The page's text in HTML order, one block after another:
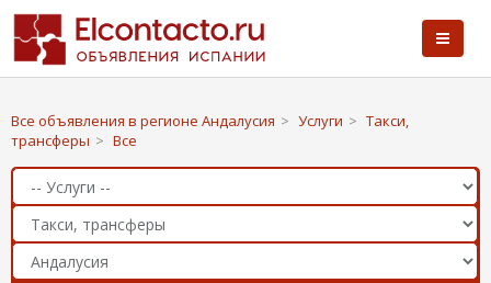
Все объявления в регионе Андалусия > Услуги > Такси,
трансферы > Все